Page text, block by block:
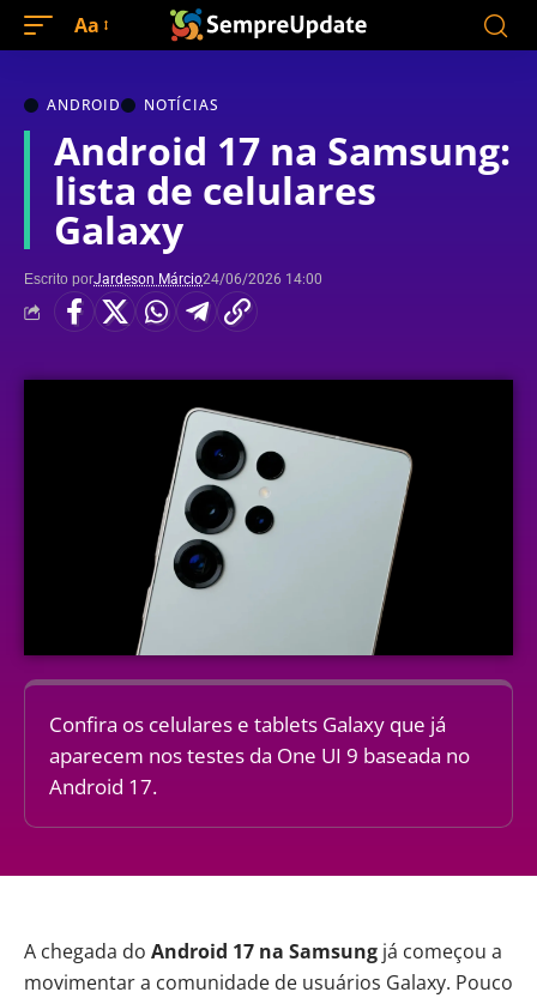
Aa
ANDROID NOTÍCIAS
Android 17 na Samsung:
lista de celulares
Galaxy
Escrito porJardeson Márcio24/06/2026 14:00
Confira os celulares e tablets Galaxy que já
aparecem nos testes da One UI 9 baseada no
Android 17.
A chegada do Android 17 na Samsung já começou a
movimentar a comunidade de usuários Galaxy. Pouco